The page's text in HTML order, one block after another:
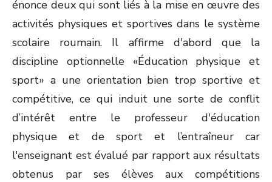
énonce deux qui sont liés à la mise en œuvre des
activités physiques et sportives dans le système
scolaire roumain. Il affirme d'abord que la
discipline optionnelle «Éducation physique et
sport» a une orientation bien trop sportive et
compétitive, ce qui induit une sorte de conflit
d’intérêt entre le professeur d'éducation
physique et de sport et l’entraîneur car
l'enseignant est évalué par rapport aux résultats
obtenus par ses élèves aux compétitions